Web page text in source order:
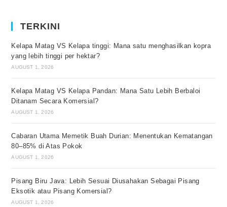
TERKINI
Kelapa Matag VS Kelapa tinggi: Mana satu menghasilkan kopra
yang lebih tinggi per hektar?
AUGUST 1, 2026
Kelapa Matag VS Kelapa Pandan: Mana Satu Lebih Berbaloi
Ditanam Secara Komersial?
AUGUST 1, 2026
Cabaran Utama Memetik Buah Durian: Menentukan Kematangan
80–85% di Atas Pokok
AUGUST 1, 2026
Pisang Biru Java: Lebih Sesuai Diusahakan Sebagai Pisang
Eksotik atau Pisang Komersial?
AUGUST 1, 2026